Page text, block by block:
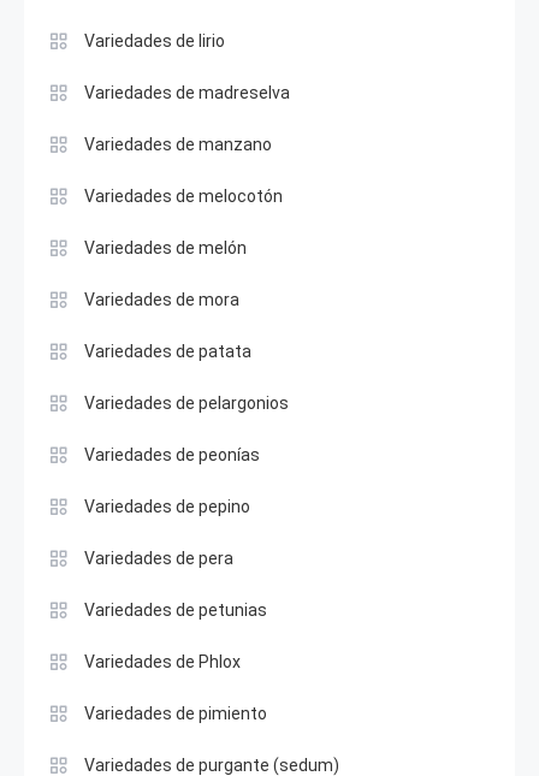
Variedades de lirio
Variedades de madreselva
Variedades de manzano
Variedades de melocotón
Variedades de melón
Variedades de mora
Variedades de patata
Variedades de pelargonios
Variedades de peonías
Variedades de pepino
Variedades de pera
Variedades de petunias
Variedades de Phlox
Variedades de pimiento
Variedades de purgante (sedum)